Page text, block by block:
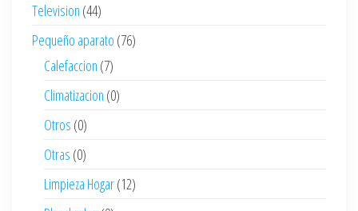
Television (44)
Pequeño aparato (76)
Calefaccion (7)
Climatizacion (0)
Otros (0)
Otras (0)
Limpieza Hogar(12)